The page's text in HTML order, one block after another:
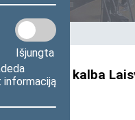
Išjungta
informaciją
> Kalbos
Oleko kalba